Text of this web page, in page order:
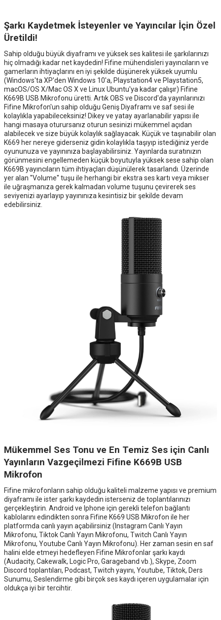
Şarkı Kaydetmek İsteyenler ve Yayıncılar İçin Özel
Üretildi!
Sahip olduğu büyük diyaframı ve yüksek ses kalitesi ile şarkılarınızı
hiç olmadığı kadar net kaydedin! Fifine mühendisleri yayıncıların ve
gamerların ihtiyaçlarını en iyi şekilde düşünerek yüksek uyumlu
(Windows'ta XP'den Windows 10'a, Playstation4 ve Playstation5,
macOS/OS X/Mac OS X ve Linux Ubuntu'ya kadar çalışır) Fifine
K669B USB Mikrofonu üretti. Artık OBS ve Discord'da yayınlarınızı
Fifine Mikrofon'un sahip olduğu Geniş Diyaframı ve saf sesi ile
kolaylıkla yapabileceksiniz! Dikey ve yatay ayarlanabilir yapısı ile
hangi masaya oturursanız oturun sesinizi mükemmel açıdan
alabilecek ve size büyük kolaylık sağlayacak. Küçük ve taşınabilir olan
K669 her nereye giderseniz gidin kolaylıkla taşıyıp istediğiniz yerde
oyununuza ve yayınınıza başlayabilirsiniz. Yayınlarda suratınızın
görünmesini engellemeden küçük boyutuyla yüksek sese sahip olan
K669B yayıncıların tüm ihtiyaçları düşünülerek tasarlandı. Üzerinde
yer alan ''Volume'' tuşu ile herhangi bir ekstra ses kartı veya mikser
ile uğraşmanıza gerek kalmadan volume tuşunu çevirerek ses
seviyenizi ayarlayıp yayınınıza kesintisiz bir şekilde devam
edebilirsiniz.
Mükemmel Ses Tonu ve En Temiz Ses için Canlı
Yayınların Vazgeçilmezi Fifine K669B USB
Mikrofon
Fifine mikrofonların sahip olduğu kaliteli malzeme yapısı ve premium
diyaframı ile ister şarkı kaydedin isterseniz de toplantılarınızı
gerçekleştirin. Android ve Iphone için gerekli telefon bağlantı
kablolarını edindikten sonra Fifine K669 USB Mikrofon ile her
platformda canlı yayın açabilirsiniz (Instagram Canlı Yayın
Mikrofonu, Tiktok Canlı Yayın Mikrofonu, Twitch Canlı Yayın
Mikrofonu, Youtube Canlı Yayın Mikrofonu). Her zaman sesin en saf
halini elde etmeyi hedefleyen Fifine Mikrofonlar şarkı kaydı
(Audacity, Cakewalk, Logic Pro, Garageband vb.), Skype, Zoom
Discord toplantıları, Podcast, Twitch yayını, Youtube, Tiktok, Ders
Sunumu, Seslendirme gibi birçok ses kaydı içeren uygulamalar için
oldukça iyi bir tercihtir.